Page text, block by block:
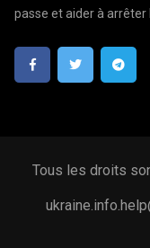
passe et aider à arrêter
Tous les droits